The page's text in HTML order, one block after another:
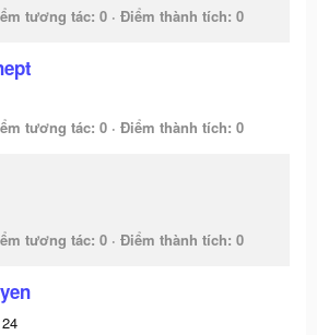
tương tác 0 Điểm thành tích 0
tương tác 0 Điểm thành tích 0
tương tác 0 Điểm thành tích 0
24